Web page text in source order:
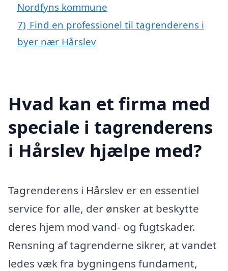
Nordfyns kommune
7) Find en professionel til tagrenderens i
byer nær Hårslev
Hvad kan et firma med
speciale i tagrenderens
i Hårslev hjælpe med?
Tagrenderens i Hårslev er en essentiel
service for alle, der ønsker at beskytte
deres hjem mod vand- og fugtskader.
Rensning af tagrenderne sikrer, at vandet
ledes væk fra bygningens fundament,